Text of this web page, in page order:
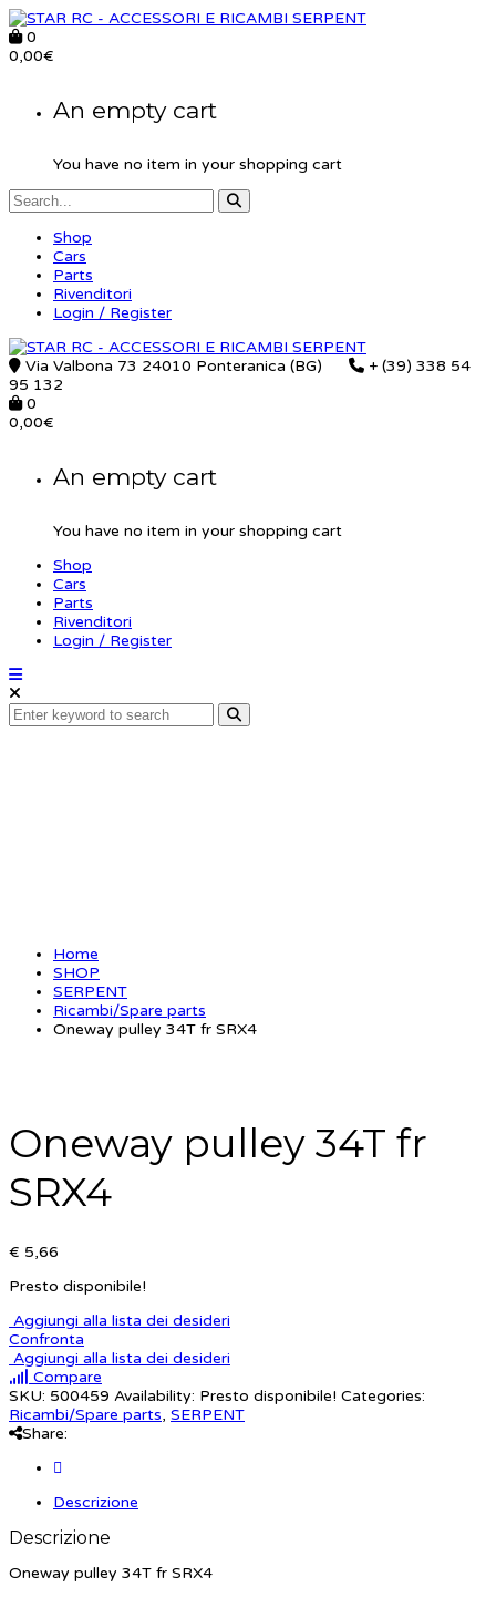
0
0,00€
An empty cart
You have no item in your shopping cart
Shop
Cars
Parts
Rivenditori
Login / Register
Via Valbona 73 24010 Ponteranica (BG)
+ (39) 338 54
95 132
0
0,00€
An empty cart
You have no item in your shopping cart
Shop
Cars
Parts
Rivenditori
Login / Register
Home
SHOP
SERPENT
Ricambi/Spare parts
Oneway pulley 34T fr SRX4
Oneway pulley 34T fr
SRX4
€ 5,66
Presto disponibile!
Aggiungi alla lista dei desideri
Confronta
Aggiungi alla lista dei desideri
Compare
SKU: 500459 Availability: Presto disponibile! Categories:
Ricambi/Spare parts, SERPENT
Share:
Descrizione
Descrizione
Oneway pulley 34T fr SRX4